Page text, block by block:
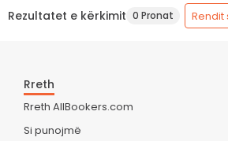
Rezultatet e kërkimit 0 Pronat
Rreth
Rreth AllBookers.com
Si punojmë